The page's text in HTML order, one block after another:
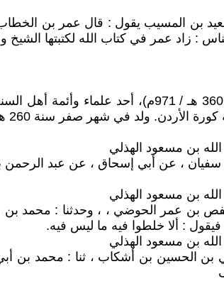
بن المسيب يقول : قال عمر بن
: زاد عمر في كتاب الله لكتبتها الشيخ
سليمان بن أحمد الطبراني (260 هـ / 873م
بعكا بفلسطين من أم عكاوية، هو أحد رواة الحديث المشهورين وعلمائه.
: سفيان ، عن أبي إسحاق ، عن عبد
بن عمر الحوضي ، ، وحدثنا : محمد بن
: ألا خلطوا فيه ما ليس فيه.
بن الحسين بن أشكاب ، ثنا : محمد